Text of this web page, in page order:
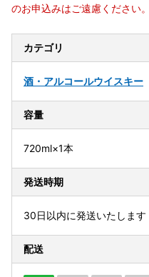
のお申込みはご遠慮ください。
カテゴリ
酒・アルコールウイスキー
容量
720ml×1本
発送時期
30日以内に発送いたします
配送